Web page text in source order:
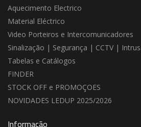
Aquecimento Electrico
Material Eléctrico
Video Porteiros e Intercomunicadores
Sinalização | Segurança | CCTV |
Tabelas e Catálogos
FINDER
STOCK OFF e PROMOÇOES
NOVIDADES LEDUP 2025/2026
Informação